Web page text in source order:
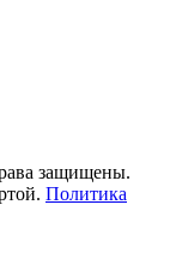
защищены.
Политика